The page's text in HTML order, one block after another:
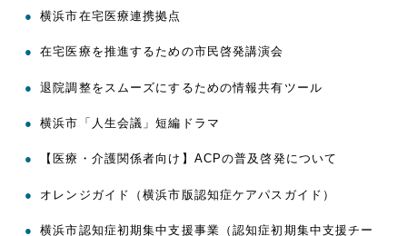
● 横浜市在宅医療連携拠点
● 在宅医療を推進するための市民啓発講演会
● 退院調整をスムーズにするための情報共有ツール
● 横浜市「人生会議」短編ドラマ
● 【医療・介護関係者向け】ACPの普及啓発について
● オレンジガイド（横浜市版認知症ケアパスガイド）
●
横浜市認知症初期集中支援事業（認知症初期集中支援チー